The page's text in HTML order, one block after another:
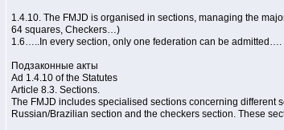
1.4.10. The FMJD is organised in sections, managing the
64 squares, Checkers…)
1.6…..In every section, only one federation can be admitted….
Подзаконные акты
Ad 1.4.10 of the Statutes
Article 8.3. Sections.
The FMJD includes specialised sections concerning different
Russian/Brazilian section and the checkers section. These